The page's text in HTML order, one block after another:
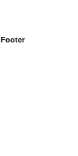
Footer